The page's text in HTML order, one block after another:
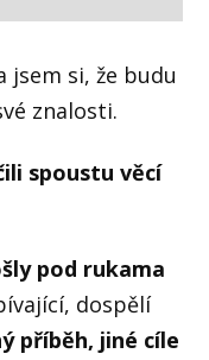
jsem si, že budu
znalosti.
spoustu věcí
pod rukama
dospělí
příběh, jiné cíle